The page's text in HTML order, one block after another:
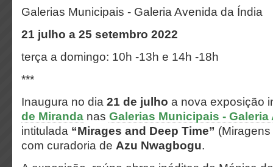
Galerias Municipais - Galeria Avenida da Índia
21 julho a 25 setembro 2022
terça a domingo: 10h -13h e 14h -18h
***
Inaugura no dia 21 de julho a nova exposição
de Miranda nas Galerias Municipais - Galeria
intitulada “Mirages and Deep Time”
com curadoria de Azu Nwagbogu.